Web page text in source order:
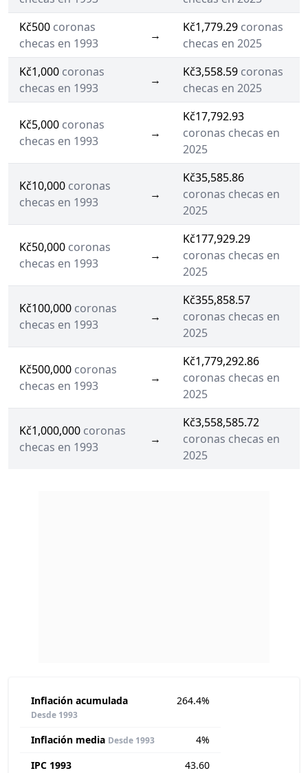
Kč500 coronas
checas en 1993
→
Kč1,779.29 coronas
checas en 2025
Kč1,000 coronas
checas en 1993
→
Kč3,558.59 coronas
checas en 2025
Kč5,000 coronas
checas en 1993
→
Kč17,792.93
coronas checas en
2025
Kč10,000 coronas
checas en 1993
→
Kč35,585.86
coronas checas en
2025
Kč50,000 coronas
checas en 1993
→
Kč177,929.29
coronas checas en
2025
Kč100,000 coronas
checas en 1993
→
Kč355,858.57
coronas checas en
2025
Kč500,000 coronas
checas en 1993
→
Kč1,779,292.86
coronas checas en
2025
Kč1,000,000 coronas
checas en 1993
→
Kč3,558,585.72
coronas checas en
2025
Inflación acumulada
Desde 1993
264.4%
Inflación media Desde 1993
4%
IPC 1993
43.60